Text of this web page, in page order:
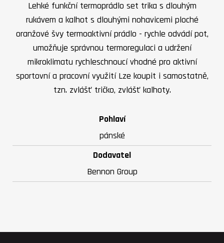
Lehké funkční termoprádlo set trika s dlouhým
rukávem a kalhot s dlouhými nohavicemi ploché
oranžové švy termoaktivní prádlo - rychle odvádí pot,
umožňuje správnou termoregulaci a udržení
mikroklimatu rychleschnoucí vhodné pro aktivní
sportovní a pracovní využití Lze koupit i samostatně,
tzn. zvlášť tričko, zvlášť kalhoty.
Pohlaví
pánské
Dodavatel
Bennon Group